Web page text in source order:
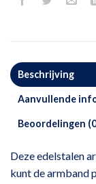
Beschrijving
Aanvullende
Beoordelingen
Deze edelstalen
kunt de armband